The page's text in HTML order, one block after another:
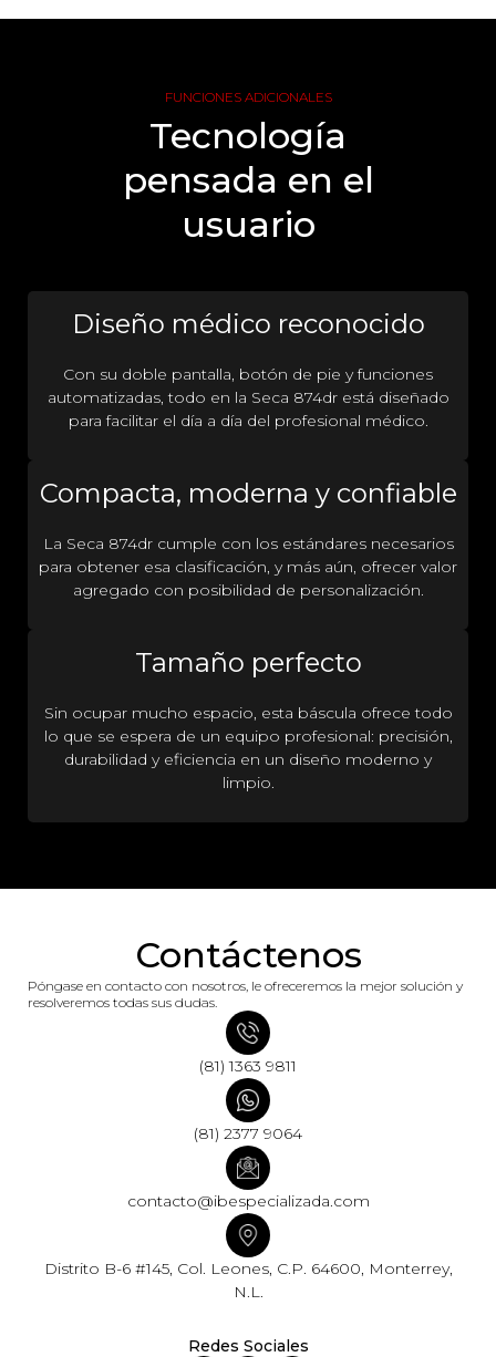
FUNCIONES ADICIONALES
Tecnología
pensada en el
usuario
Diseño médico reconocido
Con su doble pantalla, botón de pie y funciones
automatizadas, todo en la Seca 874dr está diseñado
para facilitar el día a día del profesional médico.
Compacta, moderna y confiable
La Seca 874dr cumple con los estándares necesarios
para obtener esa clasificación, y más aún, ofrecer valor
agregado con posibilidad de personalización.
Tamaño perfecto
Sin ocupar mucho espacio, esta báscula ofrece todo
lo que se espera de un equipo profesional: precisión,
durabilidad y eficiencia en un diseño moderno y
limpio.
Contáctenos
Póngase en contacto con nosotros, le ofreceremos la mejor solución y
resolveremos todas sus dudas.
(81) 1363 9811
(81) 2377 9064
contacto@ibespecializada.com
Distrito B-6 #145, Col. Leones, C.P. 64600, Monterrey,
N.L.
Redes Sociales